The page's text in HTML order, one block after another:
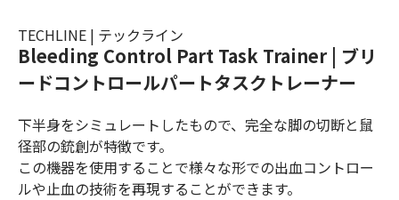
(Bear Avoidance)
防刃対策
(Cut Resistant)
止血・止血キット
気道管理
(Airway)
呼吸管理
(Respiration)
夏季休業のお知らせ
日本集中治療医学会 第10回東北支部学術集会 ご来場ありがとうございました！
第7回 地域×Tech東北 ご来場ありがとうございました！
オーストリッチ熊対策カタログ
オーストリッチ防犯カタログ
ダマスカス製品カタログ（日本語版）
会社案内
会社概要
アクセス
主な納入実績
カタログ
採用情報
TECHLINE | テックライン
Bleeding Control Part Task Trainer | ブリ
ードコントロールパートタスクトレーナー
下半身をシミュレートしたもので、完全な脚の切断と鼠
径部の銃創が特徴です。
この機器を使用することで様々な形での出血コントロー
ルや止血の技術を再現することができます。